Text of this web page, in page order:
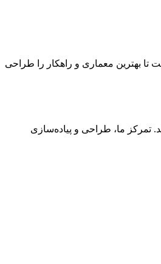
تا بهترین معماری و راهکار را طراحی
تمرکز ما، طراحی و پیاده‌سازی